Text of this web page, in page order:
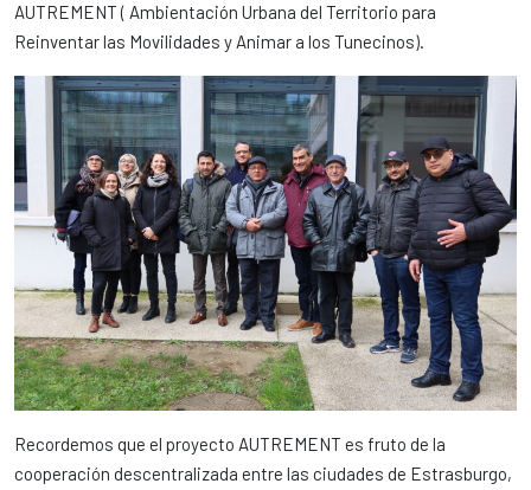
AUTREMENT ( Ambientación Urbana del Territorio para
Reinventar las Movilidades y Animar a los Tunecinos).
Recordemos que el proyecto AUTREMENT es fruto de la
cooperación descentralizada entre las ciudades de Estrasburgo,